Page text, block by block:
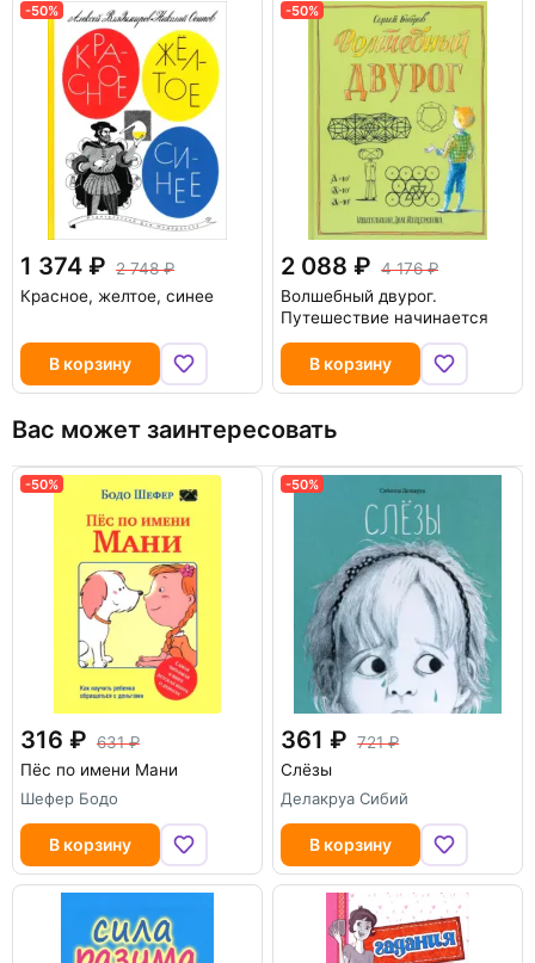
-50%
1 374
2 748
Красное, желтое, синее
В корзину
-50%
2 088
4 176
Волшебный двурог.
Путешествие начинается
В корзину
Вас может заинтересовать
-50%
316
631
Пёс по имени Мани
Шефер Бодо
В корзину
-50%
361
721
Слёзы
Делакруа Сибий
В корзину